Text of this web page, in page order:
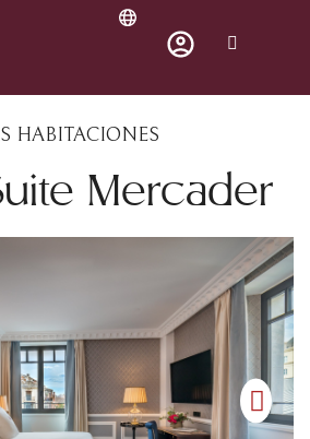
HABITACIONES
Mercader